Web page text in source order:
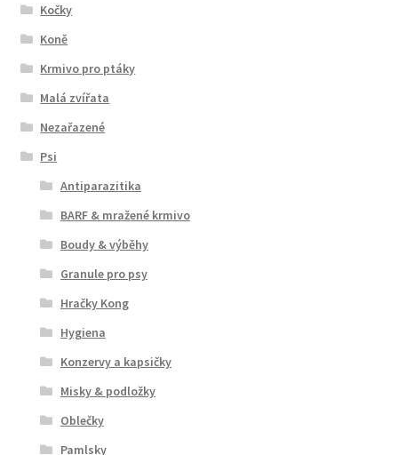
Kočky
Koně
Krmivo pro ptáky
Malá zvířata
Nezařazené
Psi
Antiparazitika
BARF & mražené krmivo
Boudy & výběhy
Granule pro psy
Hračky Kong
Hygiena
Konzervy a kapsičky
Misky & podložky
Oblečky
Pamlsky